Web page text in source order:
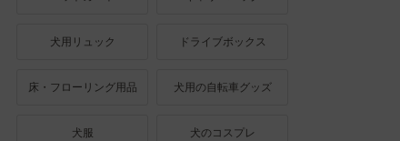
犬用リュック ドライブボックス
床・フローリング用品 犬用の自転車グッズ
犬服 犬のコスプレ